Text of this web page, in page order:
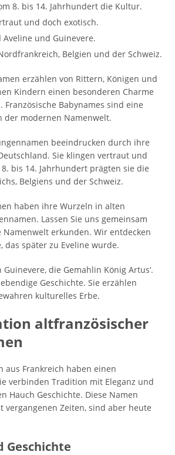
8. bis 14. Jahrhundert die Kultur.
und doch exotisch.
Aveline und Guinevere.
Belgien und der Schweiz.
erzählen von Rittern, Königen und
Kindern einen besonderen Charme
Französische Babynames sind eine
der modernen Namenwelt.
beeindrucken durch ihre
Sie klingen vertraut und
bis 14. Jahrhundert prägten sie die
Belgiens und der Schweiz.
haben ihre Wurzeln in alten
Lassen Sie uns gemeinsam
erkunden. Wir entdecken
das später zu Eveline wurde.
die Gemahlin König Artus‘.
Geschichte. Sie erzählen
kulturelles Erbe.
altfranzösischer
aus Frankreich haben einen
verbinden Tradition mit Eleganz und
Hauch Geschichte. Diese Namen
vergangenen Zeiten, sind aber heute
Geschichte